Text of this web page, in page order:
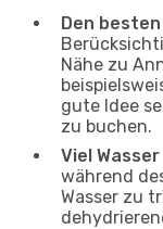
Den
Nähe zu
gute Idee
zu buchen.
Viel
während
Wasser zu